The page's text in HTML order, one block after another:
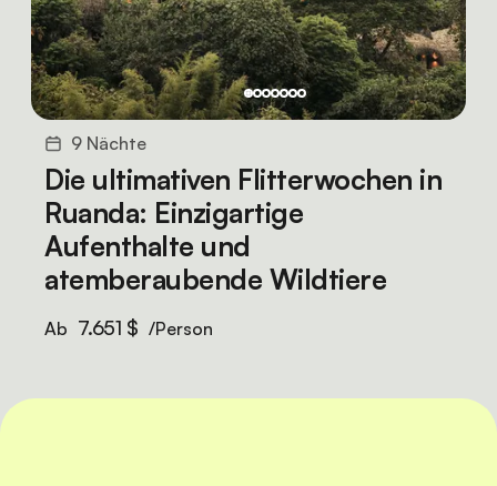
9 Nächte
Die ultimativen Flitterwochen in
Ruanda: Einzigartige
Aufenthalte und
atemberaubende Wildtiere
Ab 7.651 $ /Person